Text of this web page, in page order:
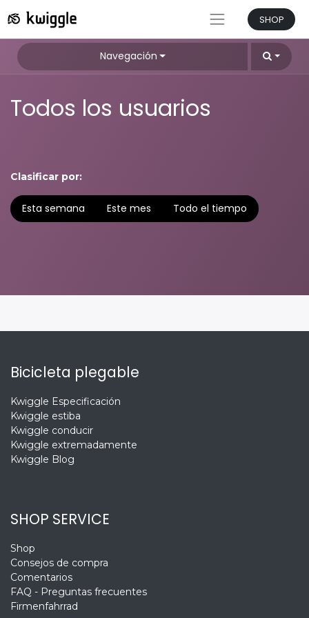
SHOP
Navegación
Todos los usuarios
Clasificar por:
Esta semana Este mes Todo el tiempo
Bicicleta plegable
Kwiggle Especificación
Kwiggle estiba
Kwiggle conducir
Kwiggle extremadamente
Kwiggle Blog
SHOP SERVICE
Shop
Consejos de compra
Comentarios
FAQ - Preguntas frecuentes
Firmenfahrrad